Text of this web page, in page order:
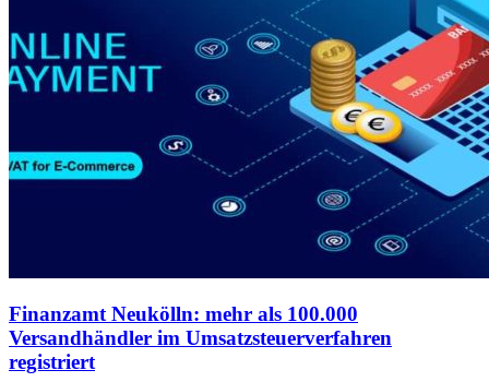
Finanzamt Neukölln: mehr als 100.000
Versandhändler im Umsatzsteuerverfahren
registriert